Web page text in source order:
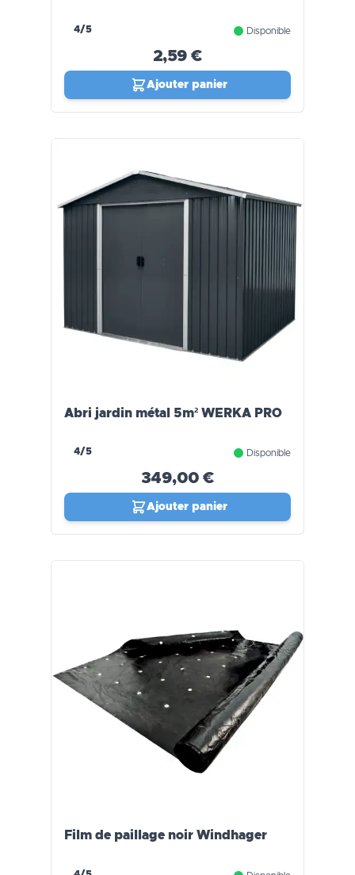
4/5 Disponible
2,59 €
Ajouter panier
Abri jardin métal 5m² WERKA PRO
4/5 Disponible
349,00 €
Ajouter panier
Film de paillage noir Windhager